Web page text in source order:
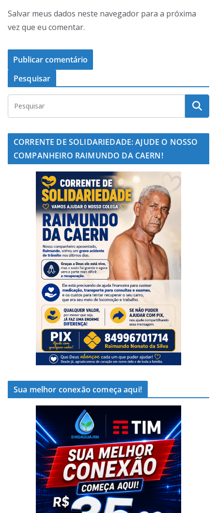
Salvar meus dados neste navegador para a próxima
vez que eu comentar.
Pesquisar
CORRENTE DE SOLIDARIEDADE: AJUDE O NOSSO
COMPANHEIRO RAIMUNDO DA CAERN!
Sua melhor conexão começa aqui!